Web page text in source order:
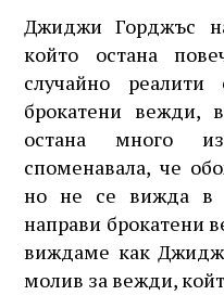
Джиджи Горджъс
който остана
случайно реалити
брокатени вежди,
остана много
споменавала, че
но не се вижда в
направи брокатени
виждаме как
молив за вежди,